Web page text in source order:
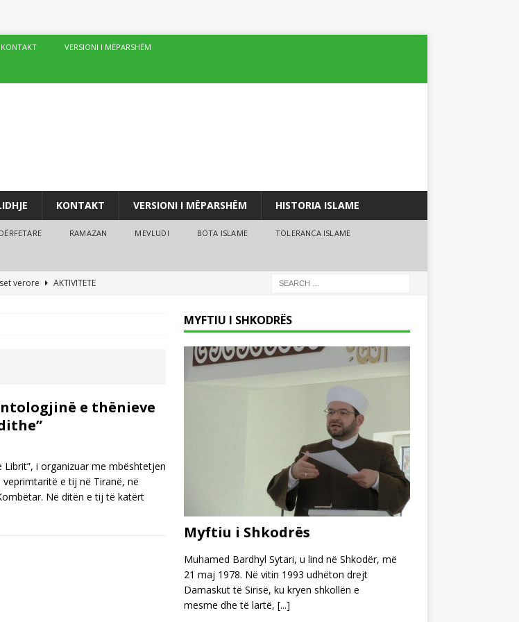
KONTAKT VERSIONI I MËPARSHËM
KONTAKT VERSIONI I MËPARSHËM HISTORIA ISLAME
RAMAZAN MEVLUDI BOTA ISLAME TOLERANCA ISLAME
verore
AKTIVITETE
VIZITORË
e thënieve
Librit”, i organizuar me mbështetjen
e tij në Tiranë, në
Në ditën e tij të katërt
MYFTIU I SHKODRËS
Myftiu i Shkodrës
Muhamed Bardhyl Sytari, u lind në Shkodër, më
21 maj 1978. Në vitin 1993 udhëton drejt
Damaskut të Sirisë, ku kryen shkollën e
mesme dhe të lartë, [...]